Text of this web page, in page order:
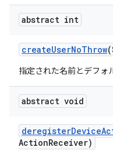
abstract int
createUserNoThrow
指定された名前とデフォ
abstract void
deregisterDevice
ActionReceiver)